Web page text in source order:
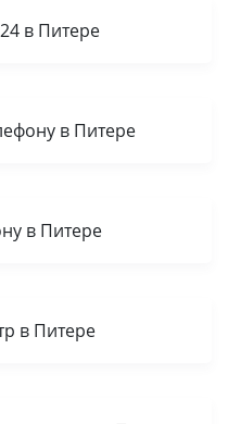
в Питере
в Питере
в Питере
в Питере